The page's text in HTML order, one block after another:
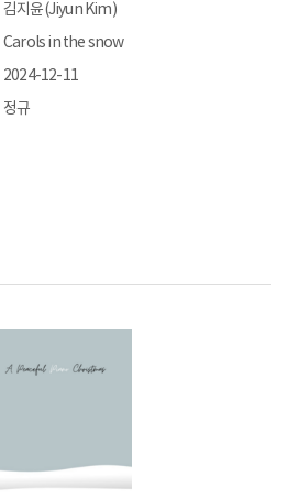
김지윤(Jiyun Kim)
Carols in the snow
2024-12-11
정규